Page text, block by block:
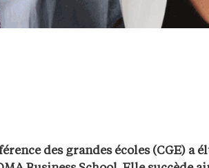
des grandes écoles (CGE) a